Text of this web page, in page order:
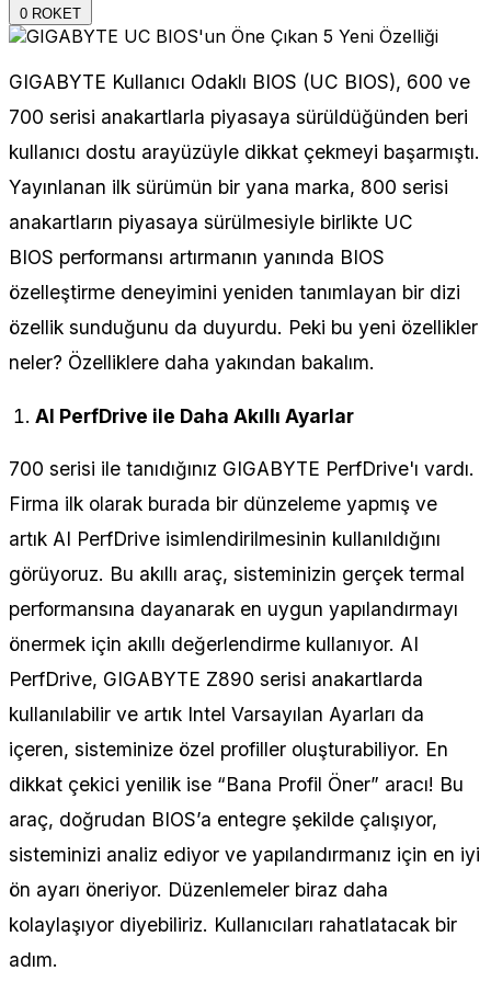
0 ROKET
GIGABYTE Kullanıcı Odaklı BIOS (UC BIOS), 600 ve
700 serisi anakartlarla piyasaya sürüldüğünden beri
kullanıcı dostu arayüzüyle dikkat çekmeyi başarmıştı.
Yayınlanan ilk sürümün bir yana marka, 800 serisi
anakartların piyasaya sürülmesiyle birlikte UC
BIOS performansı artırmanın yanında BIOS
özelleştirme deneyimini yeniden tanımlayan bir dizi
özellik sunduğunu da duyurdu. Peki bu yeni özellikler
neler? Özelliklere daha yakından bakalım.
AI PerfDrive ile Daha Akıllı Ayarlar
700 serisi ile tanıdığınız GIGABYTE PerfDrive'ı vardı.
Firma ilk olarak burada bir dünzeleme yapmış ve
artık AI PerfDrive isimlendirilmesinin kullanıldığını
görüyoruz. Bu akıllı araç, sisteminizin gerçek termal
performansına dayanarak en uygun yapılandırmayı
önermek için akıllı değerlendirme kullanıyor. AI
PerfDrive, GIGABYTE Z890 serisi anakartlarda
kullanılabilir ve artık Intel Varsayılan Ayarları da
içeren, sisteminize özel profiller oluşturabiliyor. En
dikkat çekici yenilik ise “Bana Profil Öner” aracı! Bu
araç, doğrudan BIOS’a entegre şekilde çalışıyor,
sisteminizi analiz ediyor ve yapılandırmanız için en iyi
ön ayarı öneriyor. Düzenlemeler biraz daha
kolaylaşıyor diyebiliriz. Kullanıcıları rahatlatacak bir
adım.